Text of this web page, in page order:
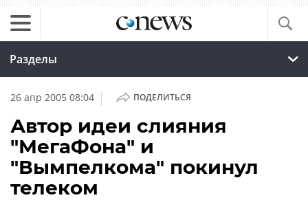
Разделы
26 апр 2005 08:04 | ПОДЕЛИТЬСЯ
Автор идеи слияния
"МегаФона" и
"Вымпелкома" покинул
телеком